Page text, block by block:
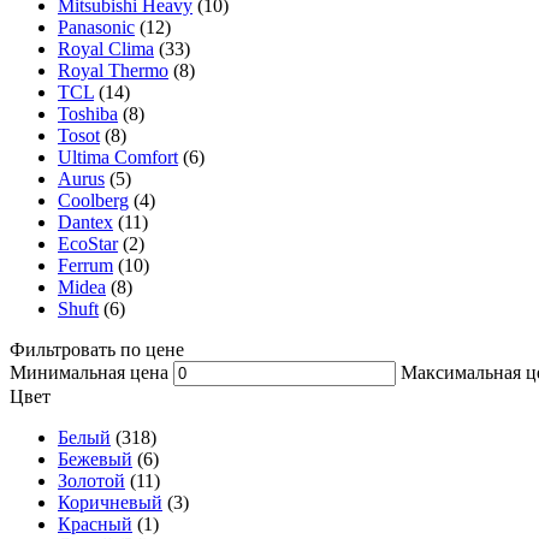
Mitsubishi Heavy (10)
Panasonic (12)
Royal Clima (33)
Royal Thermo (8)
TCL (14)
Toshiba (8)
Tosot (8)
Ultima Comfort (6)
Aurus (5)
Coolberg (4)
Dantex (11)
EcoStar (2)
Ferrum (10)
Midea (8)
Shuft (6)
Фильтровать по цене
Минимальная цена
Максимальная
Цвет
Белый (318)
Бежевый (6)
Золотой (11)
Коричневый (3)
Красный (1)